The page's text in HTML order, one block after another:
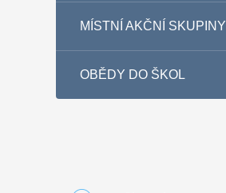
MÍSTNÍ AKČNÍ SKUPINY
OBĚDY DO ŠKOL